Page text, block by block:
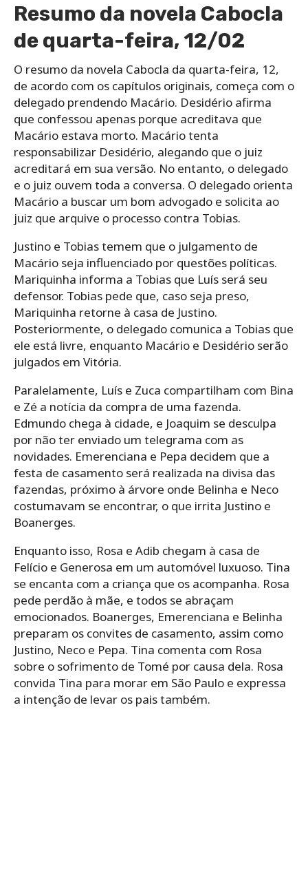
Resumo da novela Cabocla
de quarta-feira, 12/02
O resumo da novela Cabocla da quarta-feira, 12,
de acordo com os capítulos originais, começa com o
delegado prendendo Macário. Desidério afirma
que confessou apenas porque acreditava que
Macário estava morto. Macário tenta
responsabilizar Desidério, alegando que o juiz
acreditará em sua versão. No entanto, o delegado
e o juiz ouvem toda a conversa. O delegado orienta
Macário a buscar um bom advogado e solicita ao
juiz que arquive o processo contra Tobias.
Justino e Tobias temem que o julgamento de
Macário seja influenciado por questões políticas.
Mariquinha informa a Tobias que Luís será seu
defensor. Tobias pede que, caso seja preso,
Mariquinha retorne à casa de Justino.
Posteriormente, o delegado comunica a Tobias que
ele está livre, enquanto Macário e Desidério serão
julgados em Vitória.
Paralelamente, Luís e Zuca compartilham com Bina
e Zé a notícia da compra de uma fazenda.
Edmundo chega à cidade, e Joaquim se desculpa
por não ter enviado um telegrama com as
novidades. Emerenciana e Pepa decidem que a
festa de casamento será realizada na divisa das
fazendas, próximo à árvore onde Belinha e Neco
costumavam se encontrar, o que irrita Justino e
Boanerges.
Enquanto isso, Rosa e Adib chegam à casa de
Felício e Generosa em um automóvel luxuoso. Tina
se encanta com a criança que os acompanha. Rosa
pede perdão à mãe, e todos se abraçam
emocionados. Boanerges, Emerenciana e Belinha
preparam os convites de casamento, assim como
Justino, Neco e Pepa. Tina comenta com Rosa
sobre o sofrimento de Tomé por causa dela. Rosa
convida Tina para morar em São Paulo e expressa
a intenção de levar os pais também.